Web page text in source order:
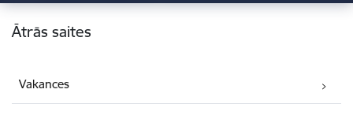
Kājene
Ātrās saites
Vakances